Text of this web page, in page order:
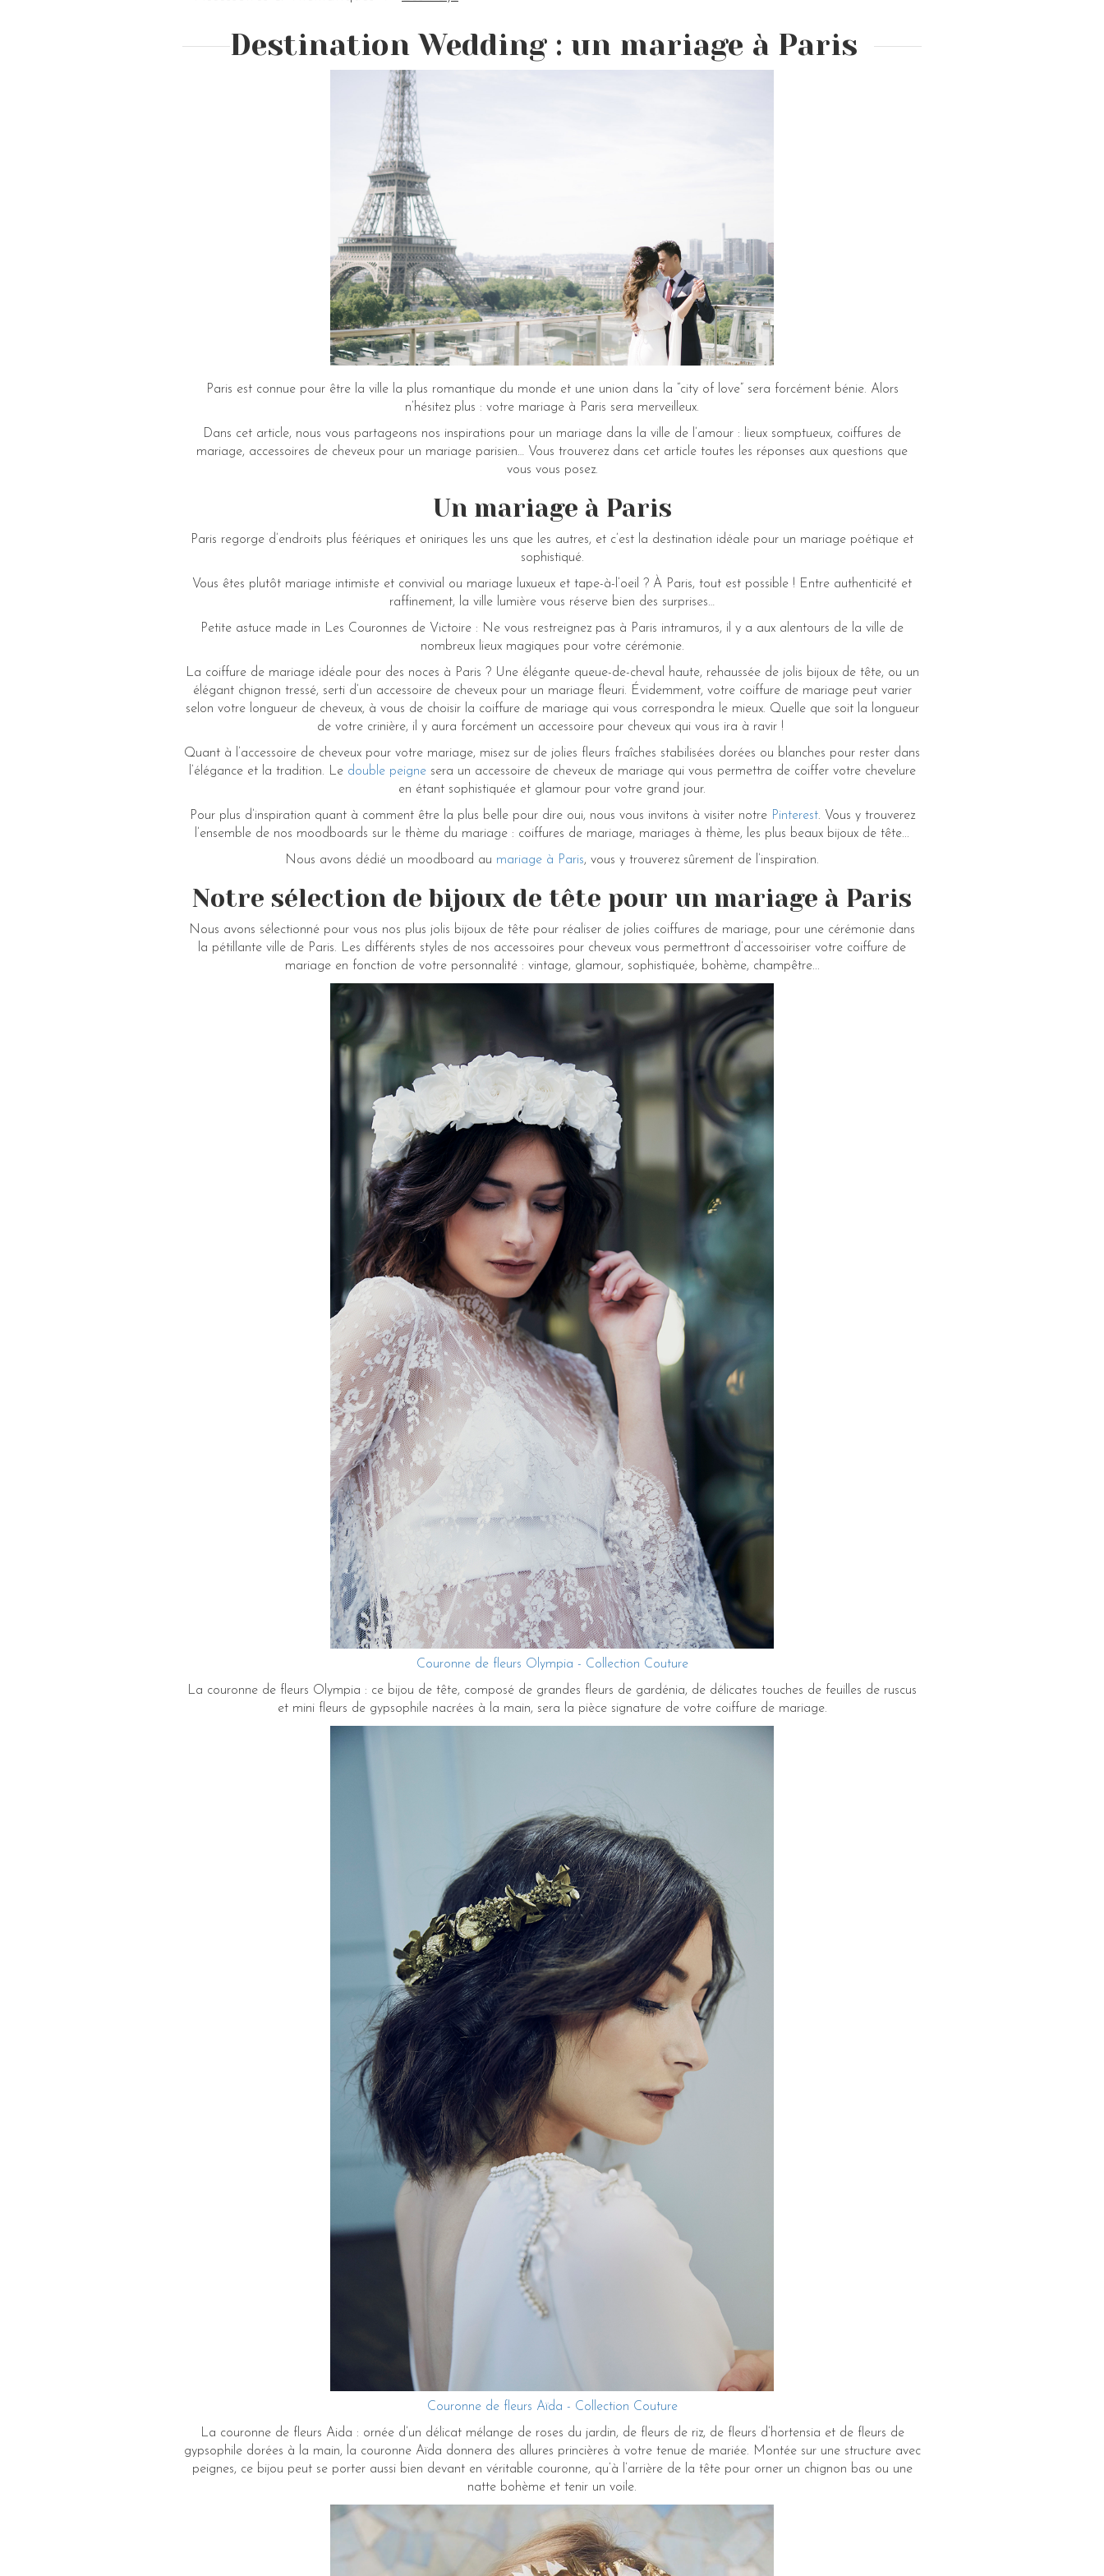
Destination Wedding : un mariage à Paris
Paris est connue pour être la ville la plus romantique du monde et une union dans la “city of love” sera forcément bénie. Alors
n’hésitez plus : votre mariage à Paris sera merveilleux.
Dans cet article, nous vous partageons nos inspirations pour un mariage dans la ville de l’amour : lieux somptueux, coiffures de
mariage, accessoires de cheveux pour un mariage parisien… Vous trouverez dans cet article toutes les réponses aux questions que
vous vous posez.
Un mariage à Paris
Paris regorge d’endroits plus féériques et oniriques les uns que les autres, et c’est la destination idéale pour un mariage poétique et
sophistiqué.
Vous êtes plutôt mariage intimiste et convivial ou mariage luxueux et tape-à-l’oeil ? À Paris, tout est possible ! Entre authenticité et
raffinement, la ville lumière vous réserve bien des surprises…
Petite astuce made in Les Couronnes de Victoire : Ne vous restreignez pas à Paris intramuros, il y a aux alentours de la ville de
nombreux lieux magiques pour votre cérémonie.
La coiffure de mariage idéale pour des noces à Paris ? Une élégante queue-de-cheval haute, rehaussée de jolis bijoux de tête, ou un
élégant chignon tressé, serti d’un accessoire de cheveux pour un mariage fleuri. Évidemment, votre coiffure de mariage peut varier
selon votre longueur de cheveux, à vous de choisir la coiffure de mariage qui vous correspondra le mieux. Quelle que soit la longueur
de votre crinière, il y aura forcément un accessoire pour cheveux qui vous ira à ravir !
Quant à l’accessoire de cheveux pour votre mariage, misez sur de jolies fleurs fraîches stabilisées dorées ou blanches pour rester dans
l’élégance et la tradition. Le double peigne sera un accessoire de cheveux de mariage qui vous permettra de coiffer votre chevelure
en étant sophistiquée et glamour pour votre grand jour.
Pour plus d’inspiration quant à comment être la plus belle pour dire oui, nous vous invitons à visiter notre Pinterest. Vous y trouverez
l’ensemble de nos moodboards sur le thème du mariage : coiffures de mariage, mariages à thème, les plus beaux bijoux de tête...
Nous avons dédié un moodboard au mariage à Paris, vous y trouverez sûrement de l’inspiration.
Notre sélection de bijoux de tête pour un mariage à Paris
Nous avons sélectionné pour vous nos plus jolis bijoux de tête pour réaliser de jolies coiffures de mariage, pour une cérémonie dans
la pétillante ville de Paris. Les différents styles de nos accessoires pour cheveux vous permettront d’accessoiriser votre coiffure de
mariage en fonction de votre personnalité : vintage, glamour, sophistiquée, bohème, champêtre...
Couronne de fleurs Olympia - Collection Couture
La couronne de fleurs Olympia : ce bijou de tête, composé de grandes fleurs de gardénia, de délicates touches de feuilles de ruscus
et mini fleurs de gypsophile nacrées à la main, sera la pièce signature de votre coiffure de mariage.
Couronne de fleurs Aïda - Collection Couture
La couronne de fleurs Aida : ornée d’un délicat mélange de roses du jardin, de fleurs de riz, de fleurs d’hortensia et de fleurs de
gypsophile dorées à la main, la couronne Aïda donnera des allures princières à votre tenue de mariée. Montée sur une structure avec
peignes, ce bijou peut se porter aussi bien devant en véritable couronne, qu’à l’arrière de la tête pour orner un chignon bas ou une
natte bohème et tenir un voile.